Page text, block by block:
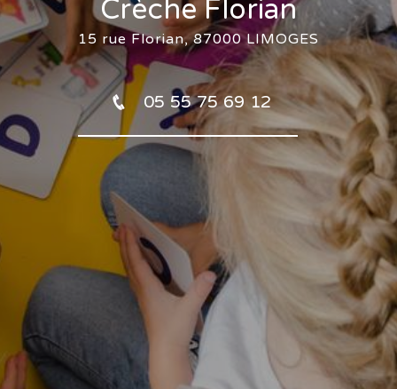
Crèche Florian
15 rue Florian, 87000 LIMOGES
05 55 75 69 12